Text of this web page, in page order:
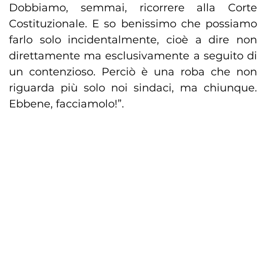
Dobbiamo, semmai, ricorrere alla Corte
Costituzionale. E so benissimo che possiamo
farlo solo incidentalmente, cioè a dire non
direttamente ma esclusivamente a seguito di
un contenzioso. Perciò è una roba che non
riguarda più solo noi sindaci, ma chiunque.
Ebbene, facciamolo!”.